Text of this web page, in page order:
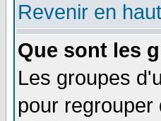
Revenir en haut
Que sont les
Les groupes
pour regrouper